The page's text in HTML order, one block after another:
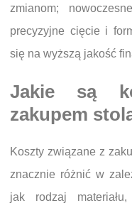
zmianom;
precyzyjne cięcie i
się na wyższą jakość
Jakie są
zakupem
Koszty związane z
znacznie różnić w
jak rodzaj